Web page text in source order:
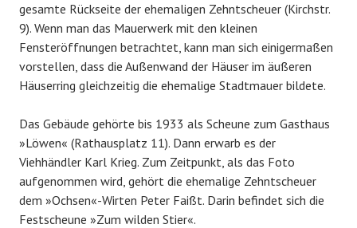
gesamte Rückseite der ehemaligen Zehntscheuer (Kirchstr.
9). Wenn man das Mauerwerk mit den kleinen
Fensteröffnungen betrachtet, kann man sich einigermaßen
vorstellen, dass die Außenwand der Häuser im äußeren
Häuserring gleichzeitig die ehemalige Stadtmauer bildete.
Das Gebäude gehörte bis 1933 als Scheune zum Gasthaus
»Löwen« (Rathausplatz 11). Dann erwarb es der
Viehhändler Karl Krieg. Zum Zeitpunkt, als das Foto
aufgenommen wird, gehört die ehemalige Zehntscheuer
dem »Ochsen«-Wirten Peter Faißt. Darin befindet sich die
Festscheune »Zum wilden Stier«.